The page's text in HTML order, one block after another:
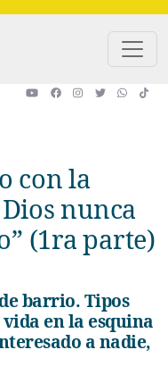
con la
nunca
(1ra parte)
en la esquina
a nadie,